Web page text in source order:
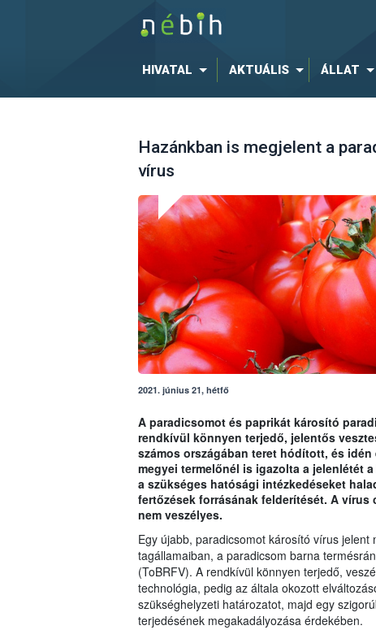
HIVATAL AKTUÁLIS ÁLLAT
Hazánkban is megjelent a
vírus
2021. június 21, hétfő
A paradicsomot és paprikát károsító
rendkívül könnyen terjedő, jelentős
számos országában teret hódított, és
megyei termelőnél is igazolta a jelenlétét
a szükséges hatósági intézkedéseket
fertőzések forrásának felderítését. A vírus
nem veszélyes.
Egy újabb, paradicsomot károsító vírus
tagállamaiban, a paradicsom barna
(ToBRFV). A rendkívül könnyen terjedő,
technológia, pedig az általa okozott
szükséghelyzeti határozatot, majd egy
terjedésének megakadályozása érdekében.